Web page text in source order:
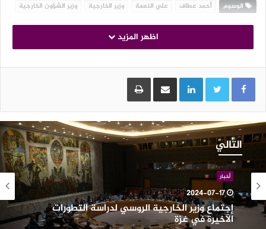
الوسوم أحمد عطاف علي النعمة وزير الخارجية وزير الشؤون الخارجية
اظهر المزيد
LinkedInمشاركة عبر البريد طباعة
التالي
إجتماع
وزير
الخارجية
الروسي
لدراسة
التطورات
الآخيرة
في
أخبار
2024-07-17
إجتماع وزير الخارجية الروسي لدراسة التطورات
الآخيرة في غزة